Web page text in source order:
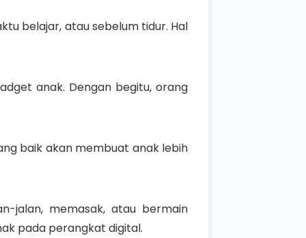
belajar, atau sebelum tidur. Hal
anak. Dengan begitu, orang
baik akan membuat anak lebih
jalan, memasak, atau bermain
pada perangkat digital.